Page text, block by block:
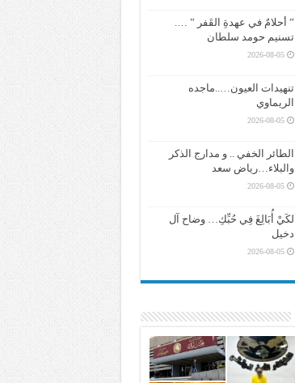
” أحلامٌ في عهدةِ القَفر ” ….
تسنيم حومد سلطان
2026-08-05
تنهيدات العيون…..ماجده
الريماوي
2026-08-05
الطائر الخفي .. و مدارج الذكر
والبلاء…رياض سعد
2026-08-05
لكَيْ أُبَالِغَ فِي حُبِّكِ… وضاح آل
دخيل
2026-08-05